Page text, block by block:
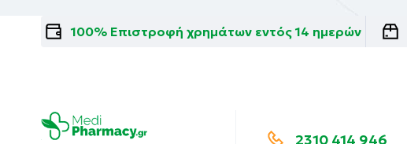
100% Επιστροφή χρημάτων εντός 14 ημερών
2310 414 946